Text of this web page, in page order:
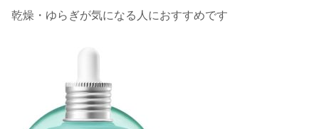
乾燥・ゆらぎが気になる人におすすめです